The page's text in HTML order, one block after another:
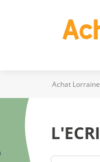
Achat Lorraine